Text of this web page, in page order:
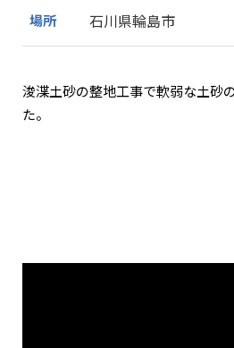
場所 石川県輪島市
浚渫土砂の整地工事で軟弱な土砂
た。